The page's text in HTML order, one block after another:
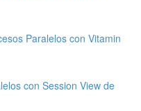
Paralelos con Vitamin
con Session View de